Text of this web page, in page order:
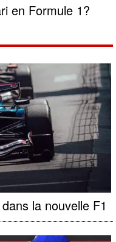
en Formule 1?
la nouvelle F1